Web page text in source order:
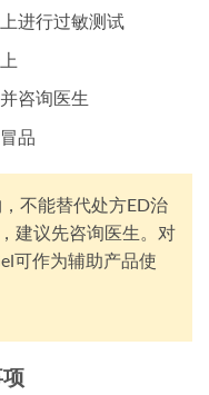
进行过敏测试
咨询医生
品
不能替代处方ED治
建议先咨询医生。对
可作为辅助产品使